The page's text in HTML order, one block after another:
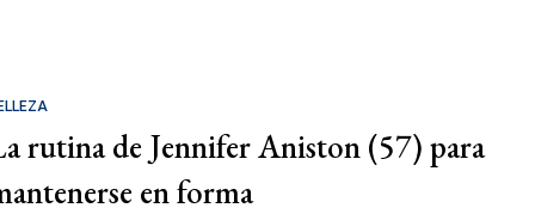
rutina de Jennifer Aniston (57) para
en forma